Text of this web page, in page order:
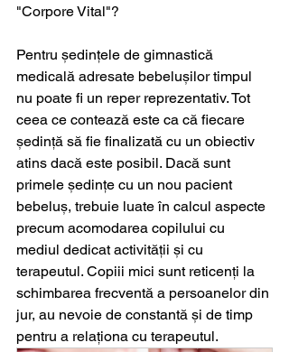
"Corpore Vital"?
Pentru ședințele de gimnastică
medicală adresate bebelușilor timpul
nu poate fi un reper reprezentativ. Tot
ceea ce contează este ca că fiecare
ședință să fie finalizată cu un obiectiv
atins dacă este posibil. Dacă sunt
primele ședințe cu un nou pacient
bebeluș, trebuie luate în calcul aspecte
precum acomodarea copilului cu
mediul dedicat activității și cu
terapeutul. Copiii mici sunt reticenți la
schimbarea frecventă a persoanelor din
jur, au nevoie de constantă și de timp
pentru a relaționa cu terapeutul.